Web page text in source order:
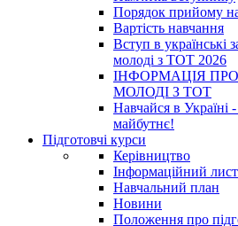
Порядок прийому
Вартість навчання
Вступ в українські
молоді з ТОТ 2026
ІНФОРМАЦІЯ
МОЛОДІ З ТОТ
Навчайся в Україні
майбутнє!
Підготовчі курси
Керівництво
Інформаційний лист
Навчальний план
Новини
Положення про